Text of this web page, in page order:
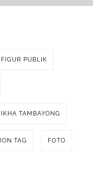
PUBLIK
TAMBAYONG
TAG FOTO